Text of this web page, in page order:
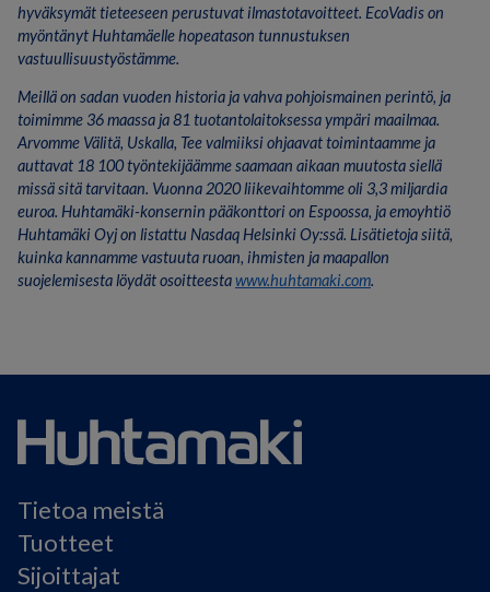
hyväksymät tieteeseen perustuvat ilmastotavoitteet. EcoVadis on
myöntänyt Huhtamäelle hopeatason tunnustuksen
vastuullisuustyöstämme.
Meillä on sadan vuoden historia ja vahva pohjoismainen perintö, ja
toimimme 36 maassa ja 81 tuotantolaitoksessa ympäri maailmaa.
Arvomme Välitä, Uskalla, Tee valmiiksi ohjaavat toimintaamme ja
auttavat 18 100 työntekijäämme saamaan aikaan muutosta siellä
missä sitä tarvitaan. Vuonna 2020 liikevaihtomme oli 3,3 miljardia
euroa. Huhtamäki-konsernin pääkonttori on Espoossa, ja emoyhtiö
Huhtamäki Oyj on listattu Nasdaq Helsinki Oy:ssä. Lisätietoja siitä,
kuinka kannamme vastuuta ruoan, ihmisten ja maapallon
suojelemisesta löydät osoitteestawww.huhtamaki.com.
Tietoa meistä
Tuotteet
Sijoittajat